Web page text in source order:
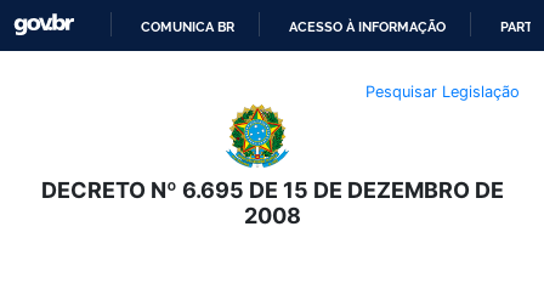
O
CONTEÚDO
COMUNICA BR ACESSO À INFORMAÇÃO
Pesquisar Legislação
DECRETO Nº 6.695 DE 15 DE DEZEMBRO DE
2008